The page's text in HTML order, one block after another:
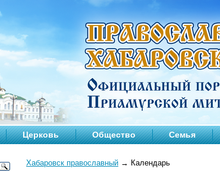
Церковь Общество Семья
Хабаровск православный → Календарь